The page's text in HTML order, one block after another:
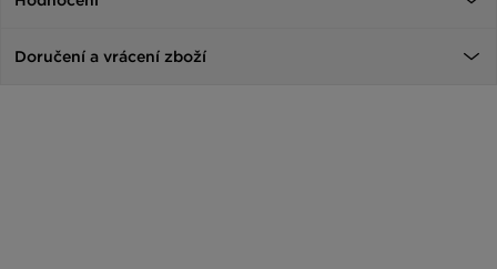
Doručení a vrácení zboží